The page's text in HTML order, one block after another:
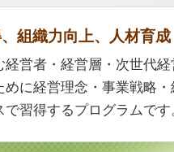
組織力向上、人材育成
経営者・経営層・次世代
めに経営理念・事業戦略
習得するプログラムです